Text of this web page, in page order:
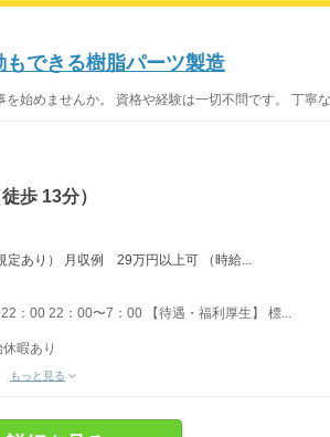
できる樹脂パーツ製造
始めませんか。 資格や経験は一切不問です。 丁寧
歩 13分）
定あり） 月収例 29万円以上可 （時給...
：00 22：00〜7：00 【待遇・福利厚生】 標...
暇あり
もっと見る